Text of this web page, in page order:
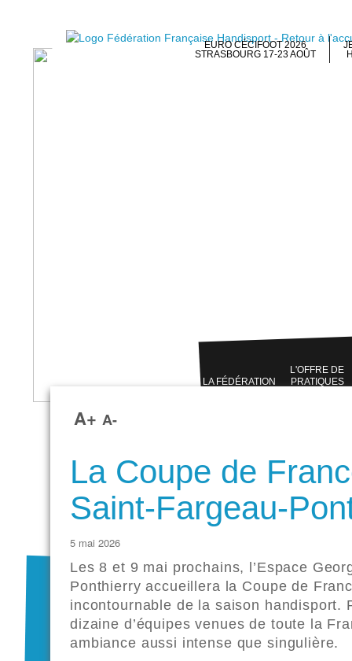
EURO CÉCIFOOT 2026
STRASBOURG 17-23 AOÛT
LA FÉDÉRATION
L'OFFRE DE
PRATIQUES
A+ A-
La Coupe de
Saint-Fargeau-
5 mai 2026
Les 8 et 9 mai prochains, l’Espace
Ponthierry accueillera la Coupe de
incontournable de la saison handisport.
dizaine d’équipes venues de toute la
ambiance aussi intense que singulière.